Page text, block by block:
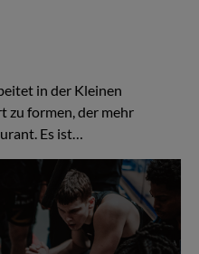
in der Kleinen
zu formen, der mehr
Es ist…